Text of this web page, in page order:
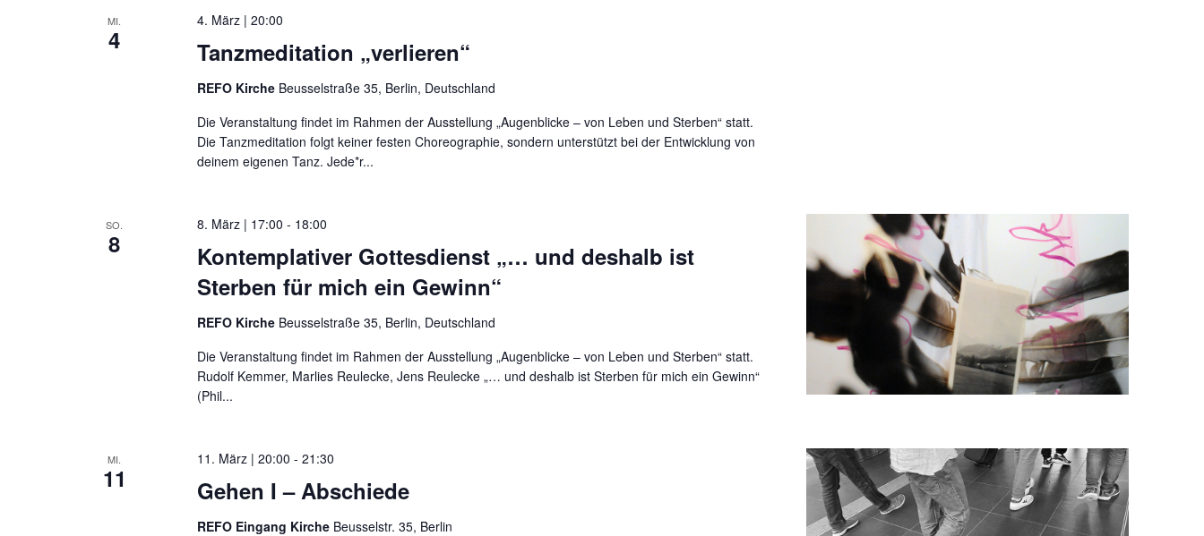
MI.
4 Tanzmeditation „verlieren“
4. März | 20:00
REFO Kirche Beusselstraße 35, Berlin, Deutschland
Die Veranstaltung findet im Rahmen der Ausstellung „Augenblicke – von Leben und Sterben“ statt.
Die Tanzmeditation folgt keiner festen Choreographie, sondern unterstützt bei der Entwicklung von
deinem eigenen Tanz. Jede*r...
SO.
8
Kontemplativer Gottesdienst „… und deshalb ist
Sterben für mich ein Gewinn“
8. März | 17:00 - 18:00
REFO Kirche Beusselstraße 35, Berlin, Deutschland
Die Veranstaltung findet im Rahmen der Ausstellung „Augenblicke – von Leben und Sterben“ statt.
Rudolf Kemmer, Marlies Reulecke, Jens Reulecke „… und deshalb ist Sterben für mich ein Gewinn“
(Phil...
MI.
11 Gehen I – Abschiede
11. März | 20:00 - 21:30
REFO Eingang Kirche Beusselstr. 35, Berlin